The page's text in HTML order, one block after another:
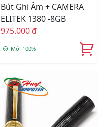
Bút Ghi Âm + CAMERA
ELITEK 1380 -8GB
975.000 đ
Mới 100%